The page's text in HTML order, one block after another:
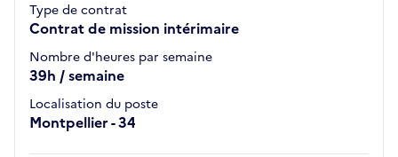
Type de contrat
Contrat de mission intérimaire
Nombre d'heures par semaine
39h / semaine
Localisation du poste
Montpellier - 34